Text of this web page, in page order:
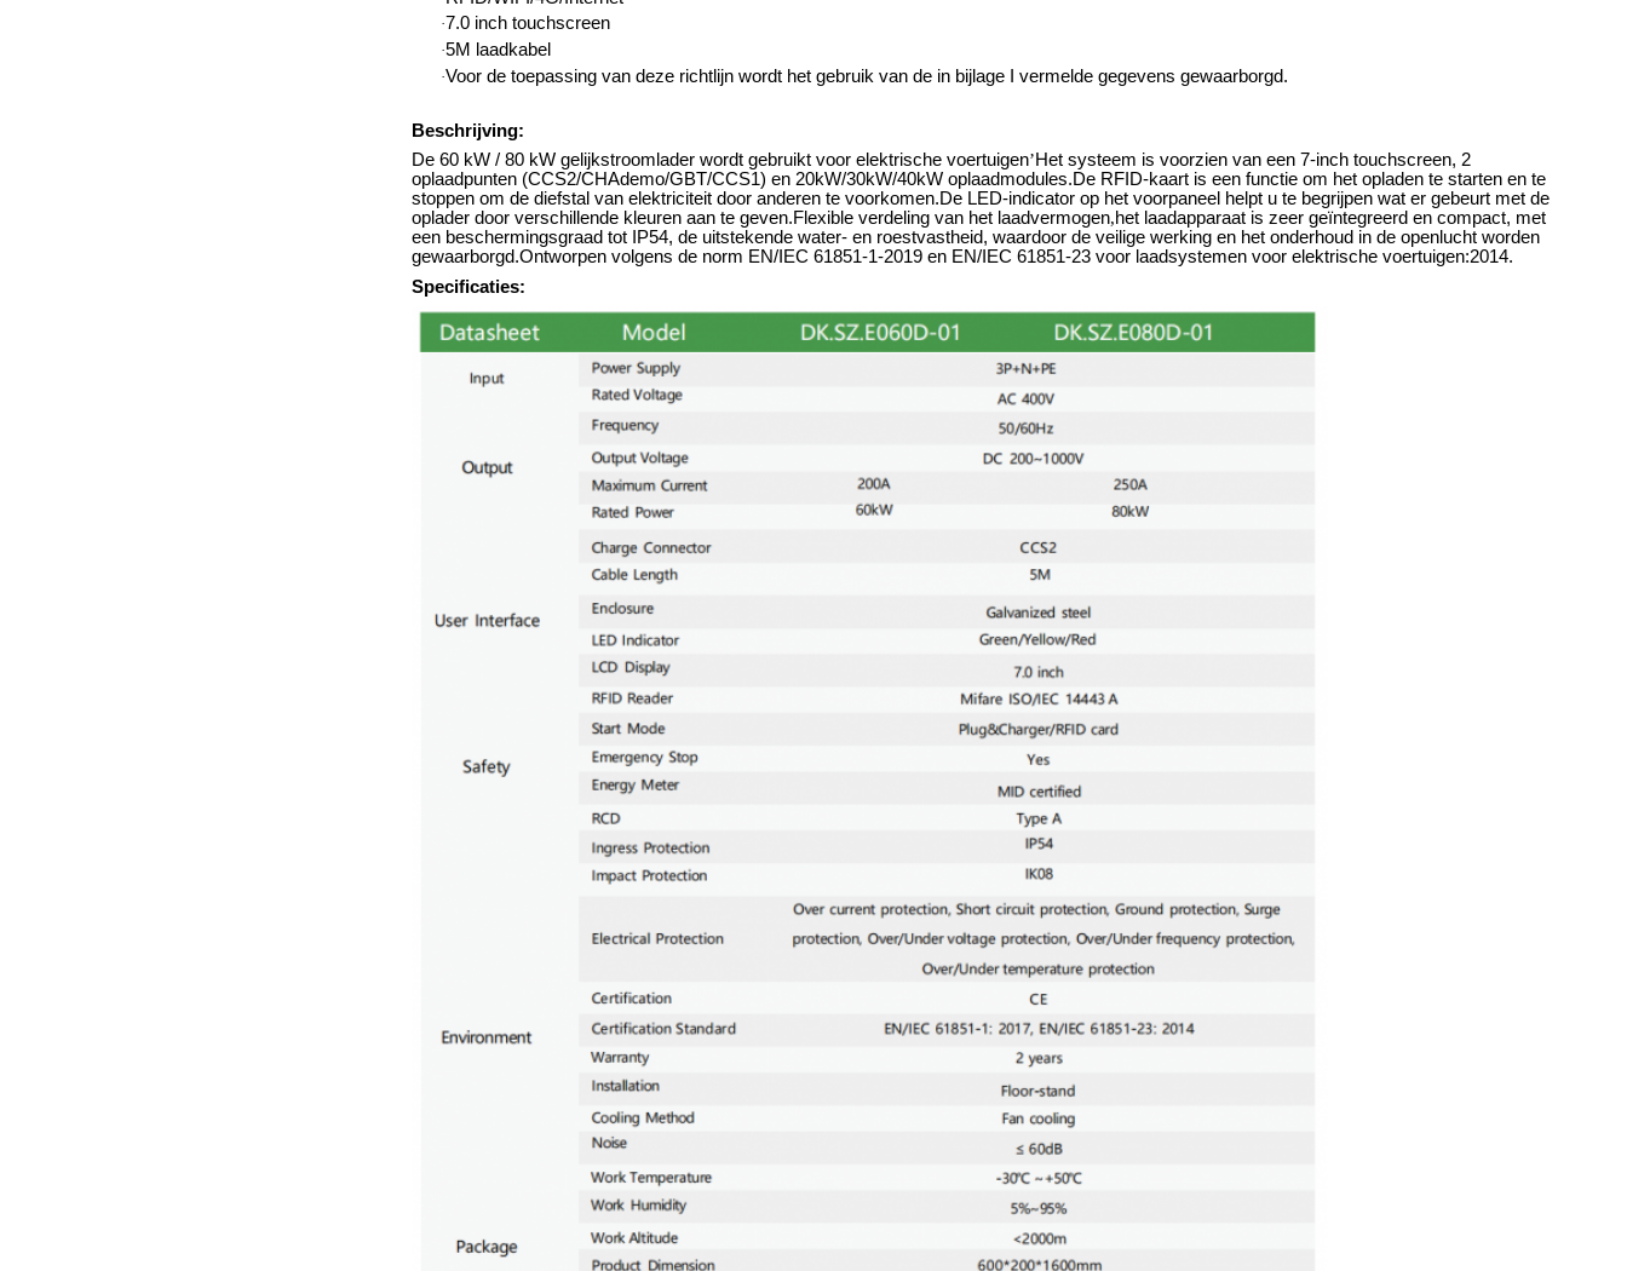
·7.0 inch touchscreen
·5M laadkabel
·Voor de toepassing van deze richtlijn wordt het gebruik van de in bijlage I vermelde gegevens gewaarborgd.
Beschrijving:
De 60 kW / 80 kW gelijkstroomlader wordt gebruikt voor elektrische voertuigen’Het systeem is voorzien van een 7-inch touchscreen, 2
oplaadpunten (CCS2/CHAdemo/GBT/CCS1) en 20kW/30kW/40kW oplaadmodules.De RFID-kaart is een functie om het opladen te starten en te
stoppen om de diefstal van elektriciteit door anderen te voorkomen.De LED-indicator op het voorpaneel helpt u te begrijpen wat er gebeurt met de
oplader door verschillende kleuren aan te geven.Flexible verdeling van het laadvermogen,het laadapparaat is zeer geïntegreerd en compact, met
een beschermingsgraad tot IP54, de uitstekende water- en roestvastheid, waardoor de veilige werking en het onderhoud in de openlucht worden
gewaarborgd.Ontworpen volgens de norm EN/IEC 61851-1-2019 en EN/IEC 61851-23 voor laadsystemen voor elektrische voertuigen:2014.
Specificaties: